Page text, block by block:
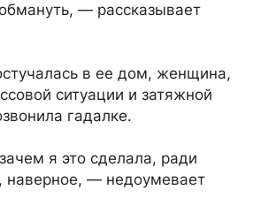
— рассказывает
в ее дом, женщина,
ситуации и затяжной
гадалке.
я это сделала, ради
наверное, — недоумевает